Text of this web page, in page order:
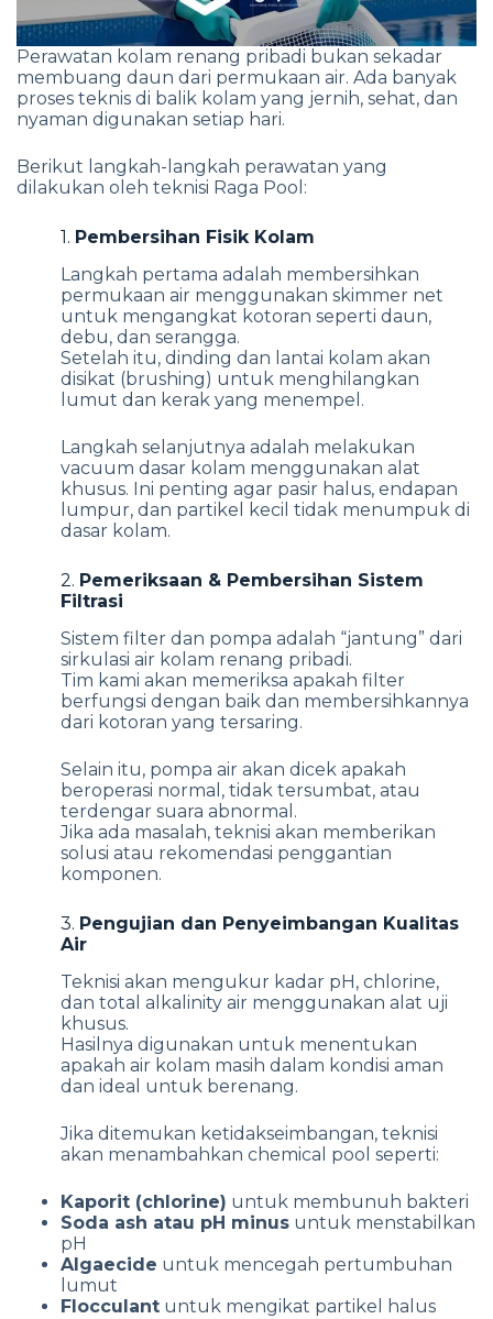
Perawatan kolam renang pribadi bukan sekadar
membuang daun dari permukaan air. Ada banyak
proses teknis di balik kolam yang jernih, sehat, dan
nyaman digunakan setiap hari.
Berikut langkah-langkah perawatan yang
dilakukan oleh teknisi Raga Pool:
1. Pembersihan Fisik Kolam
Langkah pertama adalah membersihkan
permukaan air menggunakan skimmer net
untuk mengangkat kotoran seperti daun,
debu, dan serangga.
Setelah itu, dinding dan lantai kolam akan
disikat (brushing) untuk menghilangkan
lumut dan kerak yang menempel.
Langkah selanjutnya adalah melakukan
vacuum dasar kolam menggunakan alat
khusus. Ini penting agar pasir halus, endapan
lumpur, dan partikel kecil tidak menumpuk di
dasar kolam.
2. Pemeriksaan & Pembersihan Sistem
Filtrasi
Sistem filter dan pompa adalah “jantung” dari
sirkulasi air kolam renang pribadi.
Tim kami akan memeriksa apakah filter
berfungsi dengan baik dan membersihkannya
dari kotoran yang tersaring.
Selain itu, pompa air akan dicek apakah
beroperasi normal, tidak tersumbat, atau
terdengar suara abnormal.
Jika ada masalah, teknisi akan memberikan
solusi atau rekomendasi penggantian
komponen.
3. Pengujian dan Penyeimbangan Kualitas
Air
Teknisi akan mengukur kadar pH, chlorine,
dan total alkalinity air menggunakan alat uji
khusus.
Hasilnya digunakan untuk menentukan
apakah air kolam masih dalam kondisi aman
dan ideal untuk berenang.
Jika ditemukan ketidakseimbangan, teknisi
akan menambahkan chemical pool seperti:
Kaporit (chlorine) untuk membunuh bakteri
Soda ash atau pH minus untuk menstabilkan
pH
Algaecide untuk mencegah pertumbuhan
lumut
Flocculant untuk mengikat partikel halus